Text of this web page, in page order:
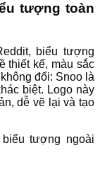
tượng toàn
biểu tượng
thiết kế, màu sắc
đổi: Snoo là
biệt. Logo này
dễ vẽ lại và tạo